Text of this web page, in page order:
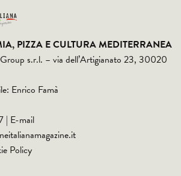
PIZZA E CULTURA MEDITERRANEA
s.r.l. – via dell’Artigianato 23, 30020
Enrico Famà
| E-mail
Policy